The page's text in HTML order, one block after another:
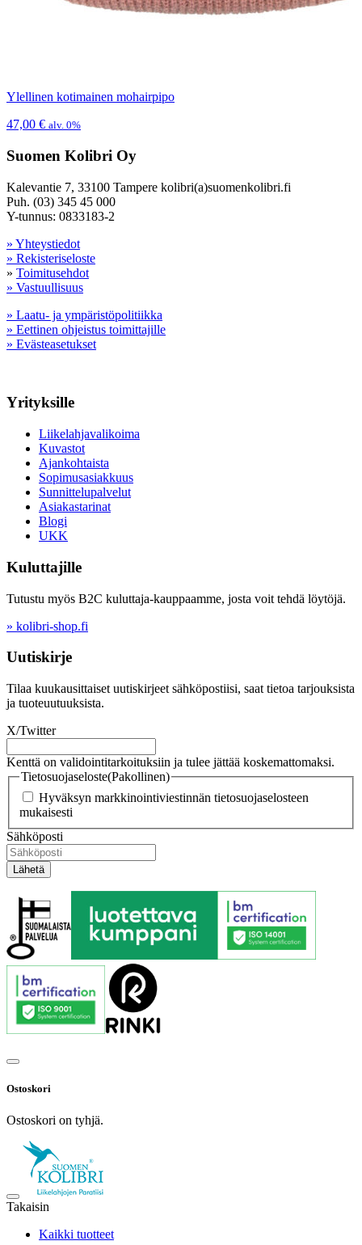
Ylellinen kotimainen mohairpipo
47,00 € alv. 0%
Suomen Kolibri Oy
Kalevantie 7, 33100 Tampere kolibri(a)suomenkolibri.fi
Puh. (03) 345 45 000
Y-tunnus: 0833183-2
» Yhteystiedot
» Rekisteriseloste
» Toimitusehdot
» Vastuullisuus
» Laatu- ja ympäristöpolitiikka
» Eettinen ohjeistus toimittajille
» Evästeasetukset
Yrityksille
Liikelahjavalikoima
Kuvastot
Ajankohtaista
Sopimusasiakkuus
Sunnittelupalvelut
Asiakastarinat
Blogi
UKK
Kuluttajille
Tutustu myös B2C kuluttaja-kauppaamme, josta voit tehdä löytöjä.
» kolibri-shop.fi
Uutiskirje
Tilaa kuukausittaiset uutiskirjeet sähköpostiisi, saat tietoa tarjouksista
ja tuoteuutuuksista.
X/Twitter
Kenttä on validointitarkoituksiin ja tulee jättää koskemattomaksi.
Tietosuojaseloste(Pakollinen)
Hyväksyn markkinointiviestinnän tietosuojaselosteen
mukaisesti
Sähköposti
Ostoskori
Ostoskori on tyhjä.
Takaisin
Kaikki tuotteet